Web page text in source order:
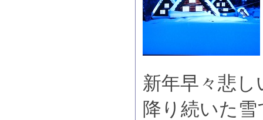
新年早々悲
降り続いた